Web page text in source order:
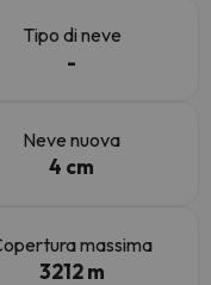
Tipo di neve
-
Neve nuova
4 cm
massima
3212 m